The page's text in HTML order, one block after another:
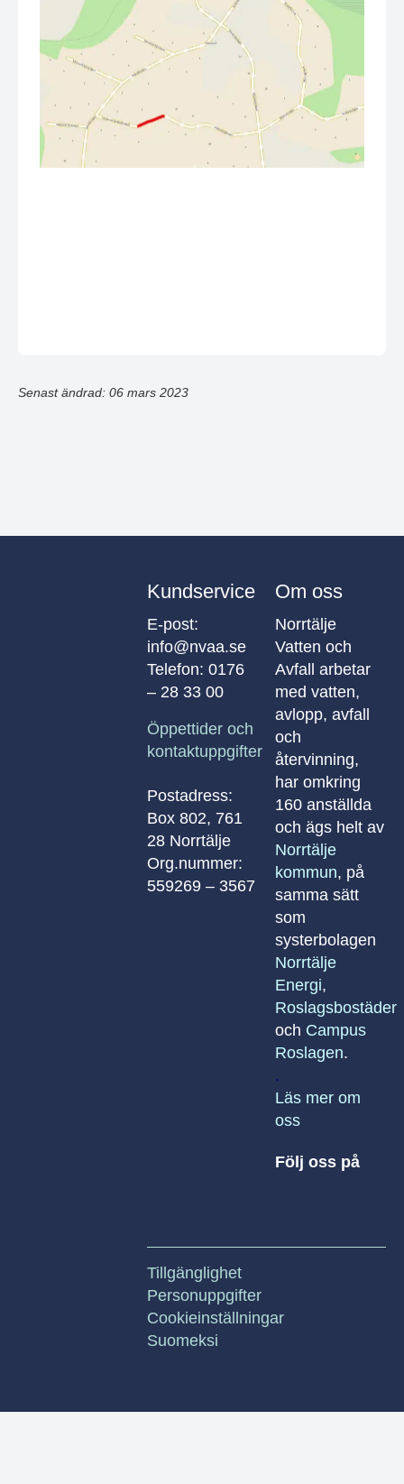
Senast ändrad: 06 mars 2023
Kundservice
E-post:
info@nvaa.se
Telefon: 0176
– 28 33 00
Öppettider och
kontaktuppgifter
Postadress:
Box 802, 761
28 Norrtälje
Org.nummer:
559269 – 3567
Om oss
Norrtälje
Vatten och
Avfall arbetar
med vatten,
avlopp, avfall
och
återvinning,
har omkring
160 anställda
och ägs helt av
Norrtälje
kommun, på
samma sätt
som
systerbolagen
Norrtälje
Energi,
Roslagsbostäder
och Campus
Roslagen.
.
Läs mer om
oss
Följ oss på
Tillgänglighet
Personuppgifter
Cookieinställningar
Suomeksi